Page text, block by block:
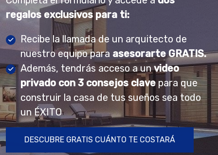
regalos exclusivos para ti:
Recibe la llamada de un arquitecto de
nuestro equipo para asesorarte GRATIS.
Además, tendrás acceso a unvideo
privado con 3 consejos clavepara que
construir la casa de tus sueños sea todo
un ÉXITO
DESCUBRE GRATIS CUÁNTO TE COSTARÁ